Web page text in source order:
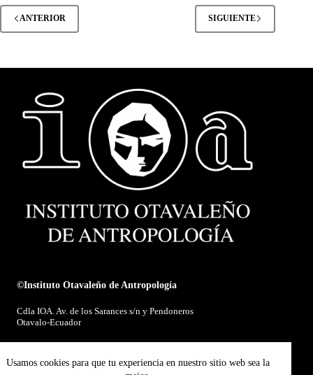
Usamos cookies para que tu experiencia en nuestro sitio web sea la
ANTERIOR SIGUIENTE
©Instituto Otavaleño de Antropología
Cdla IOA. Av. de los Sarances s/n y Pendoneros
Otavalo-Ecuador